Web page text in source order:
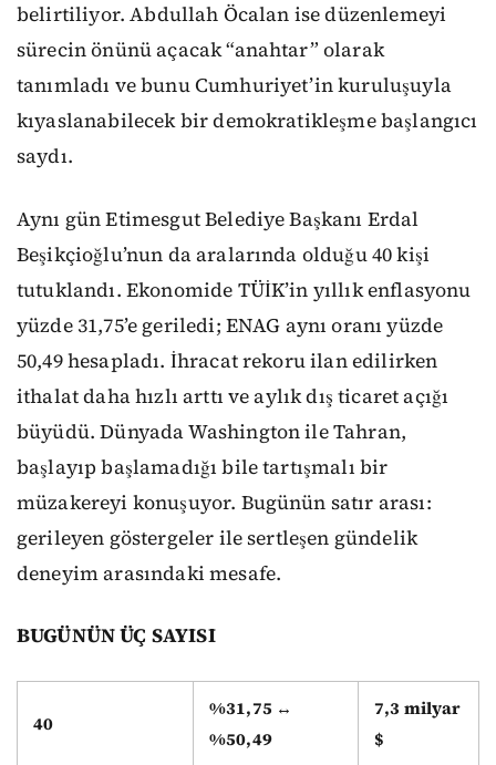
belirtiliyor. Abdullah Öcalan ise düzenlemeyi
sürecin önünü açacak “anahtar” olarak
tanımladı ve bunu Cumhuriyet’in kuruluşuyla
kıyaslanabilecek bir demokratikleşme başlangıcı
saydı.
Aynı gün Etimesgut Belediye Başkanı Erdal
Beşikçioğlu’nun da aralarında olduğu 40 kişi
tutuklandı. Ekonomide TÜİK’in yıllık enflasyonu
yüzde 31,75’e geriledi; ENAG aynı oranı yüzde
50,49 hesapladı. İhracat rekoru ilan edilirken
ithalat daha hızlı arttı ve aylık dış ticaret açığı
büyüdü. Dünyada Washington ile Tahran,
başlayıp başlamadığı bile tartışmalı bir
müzakereyi konuşuyor. Bugünün satır arası:
gerileyen göstergeler ile sertleşen gündelik
deneyim arasındaki mesafe.
BUGÜNÜN ÜÇ SAYISI
40
%31,75 ↔
%50,49
7,3 milyar
$